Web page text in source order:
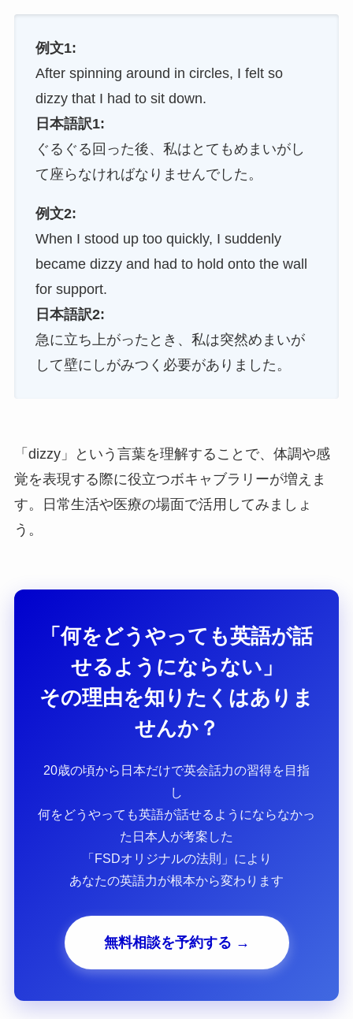
例文1:
After spinning around in circles, I felt so
dizzy that I had to sit down.
日本語訳1:
ぐるぐる回った後、私はとてもめまいがし
て座らなければなりませんでした。
例文2:
When I stood up too quickly, I suddenly
became dizzy and had to hold onto the wall
for support.
日本語訳2:
急に立ち上がったとき、私は突然めまいが
して壁にしがみつく必要がありました。
「dizzy」という言葉を理解することで、体調や感
覚を表現する際に役立つボキャブラリーが増えま
す。日常生活や医療の場面で活用してみましょ
う。
「何をどうやっても英語が話
せるようにならない」
その理由を知りたくはありま
せんか？
20歳の頃から日本だけで英会話力の習得を目指
し
何をどうやっても英語が話せるようにならなかっ
た日本人が考案した
「FSDオリジナルの法則」により
あなたの英語力が根本から変わります
無料相談を予約する →